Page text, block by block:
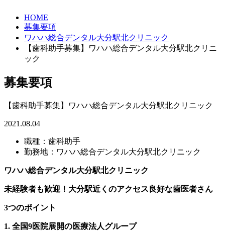
HOME
募集要項
ワハハ総合デンタル大分駅北クリニック
【歯科助手募集】ワハハ総合デンタル大分駅北クリニ
ック
募集要項
【歯科助手募集】ワハハ総合デンタル大分駅北クリニック
2021.08.04
職種：歯科助手
勤務地：ワハハ総合デンタル大分駅北クリニック
ワハハ総合デンタル大分駅北クリニック
未経験者も歓迎！大分駅近くのアクセス良好な歯医者さん
3つのポイント
1. 全国9医院展開の医療法人グループ